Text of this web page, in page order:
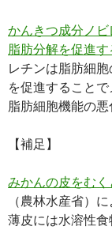
かんきつ成分ノ
脂肪分解を促進す
レチンは脂肪細
を促進すること
脂肪細胞機能の悪
【補足】
みかんの皮をむく
（農林水産省）
薄皮には水溶性食